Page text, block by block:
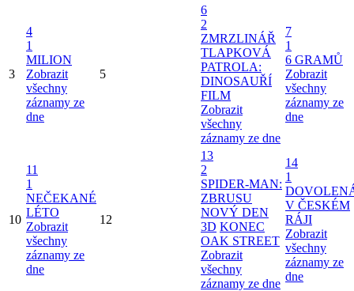
3
4
1
MILION
Zobrazit
všechny
záznamy ze
dne
5
6
2
ZMRZLINÁŘ
TLAPKOVÁ
PATROLA:
DINOSAUŘÍ
FILM
Zobrazit
všechny
záznamy ze dne
7
1
6 GRAMŮ
Zobrazit
všechny
záznamy ze
dne
10
11
1
NEČEKANÉ
LÉTO
Zobrazit
všechny
záznamy ze
dne
12
13
2
SPIDER-MAN:
ZBRUSU
NOVÝ DEN
3D KONEC
OAK STREET
Zobrazit
všechny
záznamy ze dne
14
1
V ČESKÉM
RÁJI
Zobrazit
všechny
záznamy ze
dne